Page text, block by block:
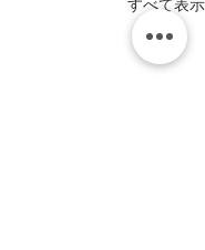
すべて表示